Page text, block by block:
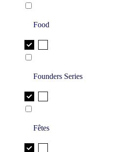
Food
Founders Series
Fêtes